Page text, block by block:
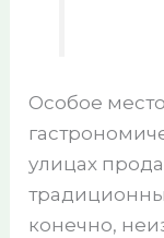
Особое
улицах
конечно,